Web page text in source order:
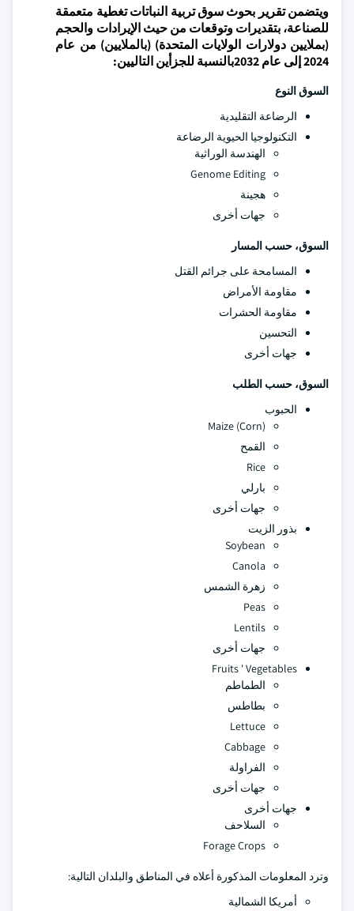
ويتضمن تقرير بحوث سوق تربية النباتات تغطية متعمقة
للصناعة، بتقديرات وتوقعات من حيث الإيرادات والحجم
(بملايين دولارات الولايات المتحدة) (بالملايين) من عام
2024 إلى عام 2032بالنسبة للجزأين التاليين:
السوقالنوع
الرضاعة التقليدية
التكنولوجيا الحيوية الرضاعة
الهندسة الوراثية
Genome Editing
هجينة
جهات أخرى
السوق، حسب المسار
المسامحة على جرائم القتل
مقاومة الأمراض
مقاومة الحشرات
التحسين
جهات أخرى
السوق، حسب الطلب
الحبوب
Maize (Corn)
القمح
Rice
بارلي
جهات أخرى
بذور الزيت
Soybean
Canola
زهرة الشمس
Peas
Lentils
جهات أخرى
Fruits ' Vegetables
الطماطم
بطاطس
Lettuce
Cabbage
الفراولة
جهات أخرى
جهات أخرى
السلاحف
Forage Crops
وترد المعلومات المذكورة أعلاه في المناطق والبلدان التالية:
أمريكا الشمالية